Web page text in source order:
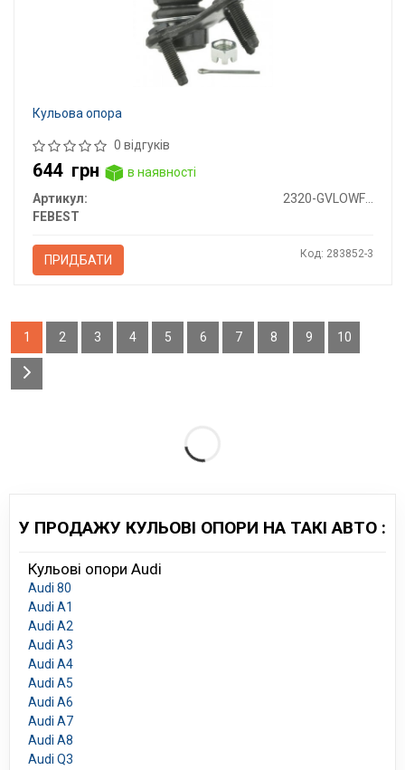
Кульова опора
0 відгуків
644 грн
в наявності
Артикул:
2320-GVLOWFRH
FEBEST
ПРИДБАТИ Код: 283852-3
1 2 3 4 5 6 7 8 9 10
У ПРОДАЖУ КУЛЬОВІ ОПОРИ НА ТАКІ АВТО :
Кульові опори Audi
Audi 80
Audi A1
Audi A2
Audi A3
Audi A4
Audi A5
Audi A6
Audi A7
Audi A8
Audi Q3